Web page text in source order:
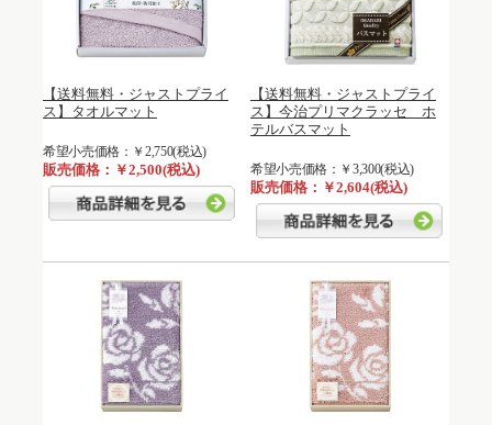
【送料無料・ジャストプライ
ス】タオルマット
希望小売価格：￥2,750(税込)
販売価格：￥2,500(税込)
【送料無料・ジャストプライ
ス】今治プリマクラッセ ホ
テルバスマット
希望小売価格：￥3,300(税込)
販売価格：￥2,604(税込)